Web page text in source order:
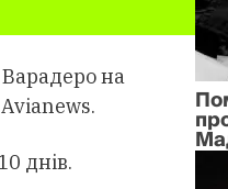
Варадеро на
Avianews.
днів.